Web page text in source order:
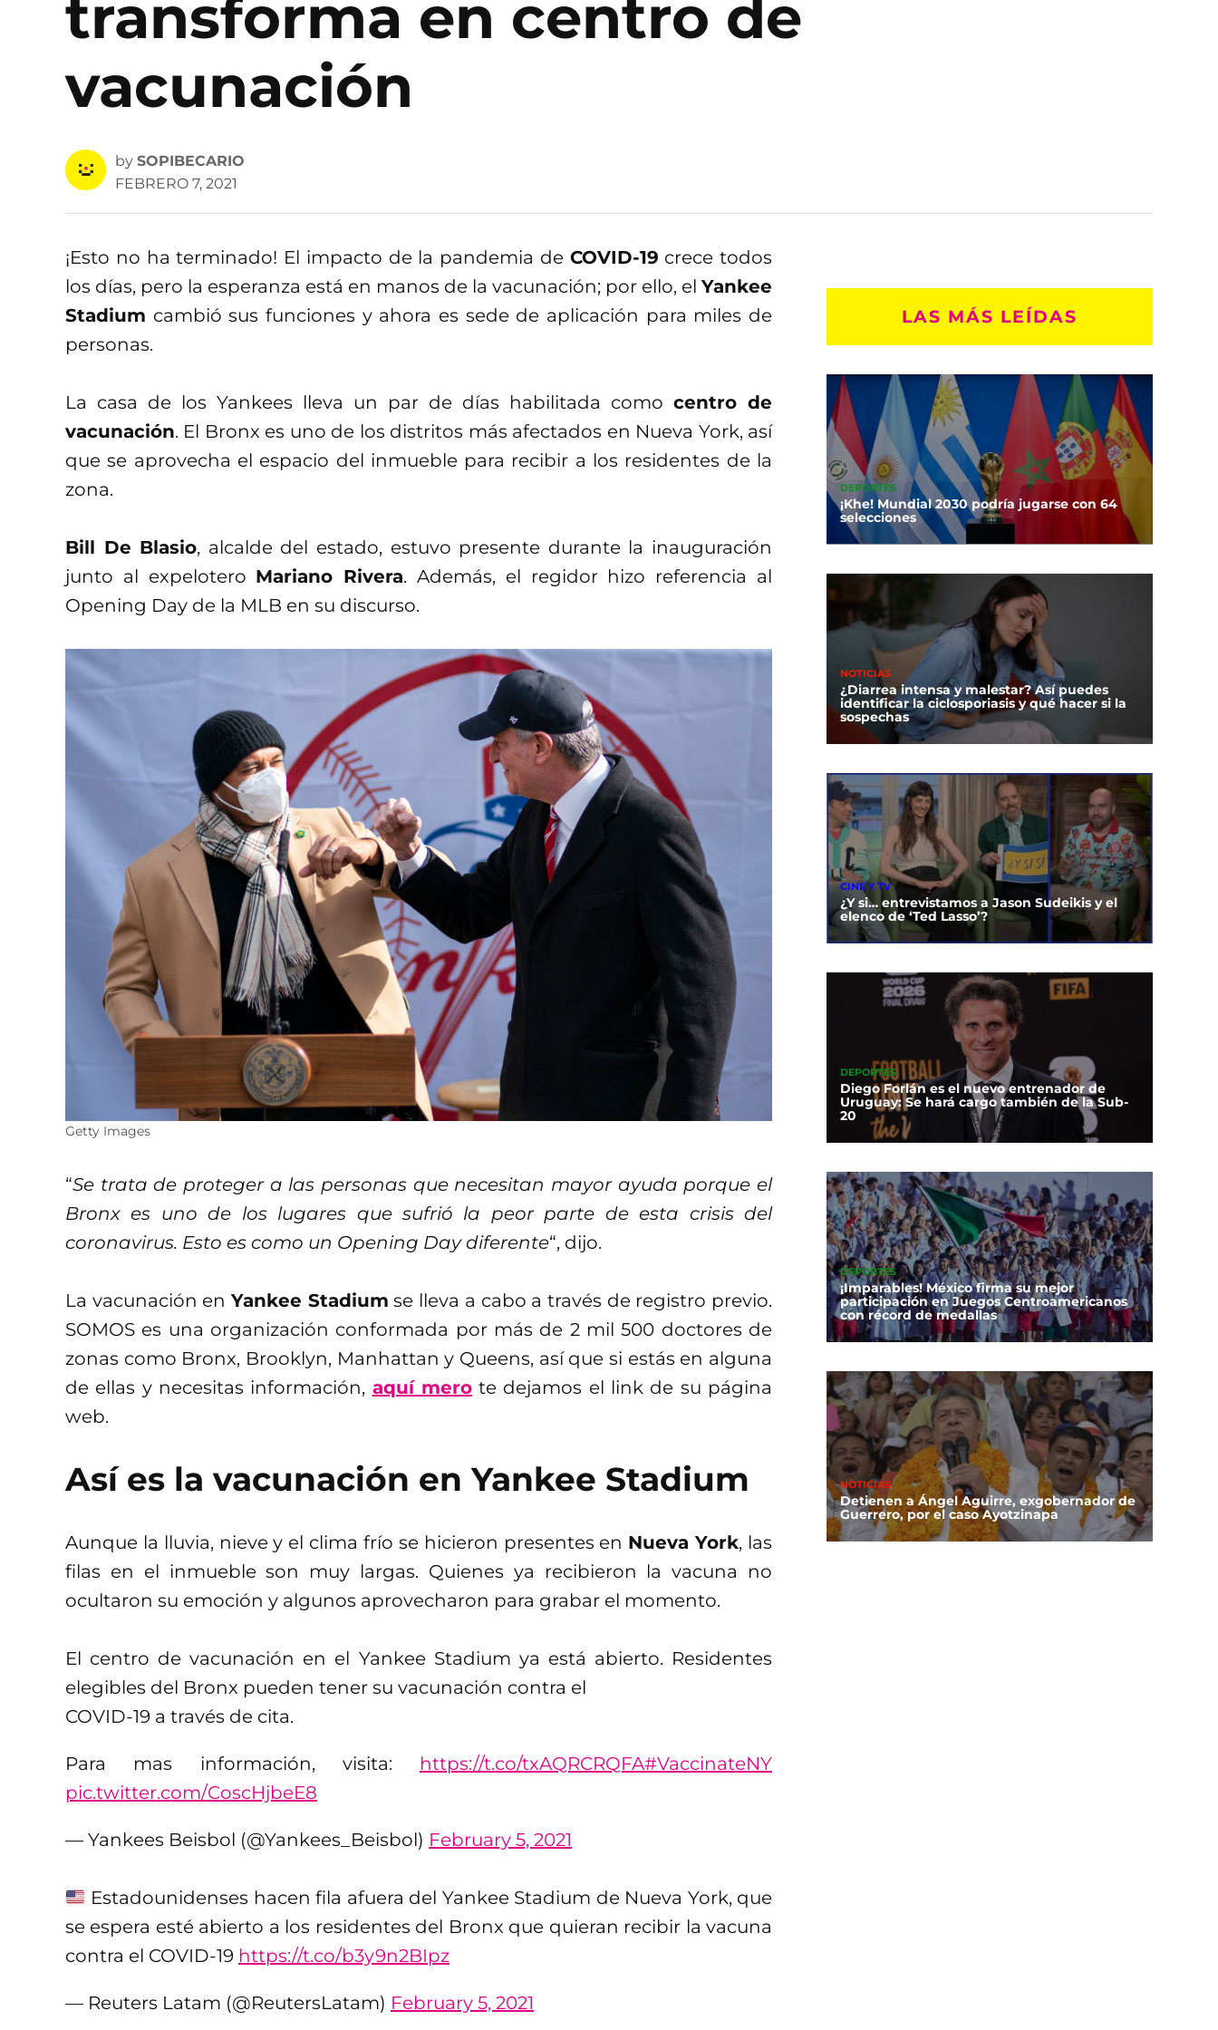
transforma en centro de
vacunación
by SOPIBECARIO
FEBRERO 7, 2021
¡Esto no ha terminado! El impacto de la pandemia de COVID-19 crece todos
los días, pero la esperanza está en manos de la vacunación; por ello, el Yankee
Stadium cambió sus funciones y ahora es sede de aplicación para miles de
personas.
La casa de los Yankees lleva un par de días habilitada como centro de
vacunación. El Bronx es uno de los distritos más afectados en Nueva York, así
que se aprovecha el espacio del inmueble para recibir a los residentes de la
zona.
Bill De Blasio, alcalde del estado, estuvo presente durante la inauguración
junto al expelotero Mariano Rivera. Además, el regidor hizo referencia al
Opening Day de la MLB en su discurso.
Getty Images
“Se trata de proteger a las personas que necesitan mayor ayuda porque el
Bronx es uno de los lugares que sufrió la peor parte de esta crisis del
coronavirus. Esto es como un Opening Day diferente“, dijo.
La vacunación enYankee Stadium se lleva a cabo a través de registro previo.
SOMOS es una organización conformada por más de 2 mil 500 doctores de
zonas como Bronx, Brooklyn, Manhattan y Queens, así que si estás en alguna
de ellas y necesitas información, aquí merote dejamos el link de su página
web.
Así es la vacunación en Yankee Stadium
Aunque la lluvia, nieve y el clima frío se hicieron presentes en Nueva York, las
filas en el inmueble son muy largas. Quienes ya recibieron la vacuna no
ocultaron su emoción y algunos aprovecharon para grabar el momento.
El centro de vacunación en el Yankee Stadium ya está abierto. Residentes
elegibles del Bronx pueden tener su vacunación contra el
COVID-19 a través de cita.
Para mas información, visita: https://t.co/txAQRCRQFA#VaccinateNY
pic.twitter.com/CoscHjbeE8
— Yankees Beisbol (@Yankees_Beisbol) February 5, 2021
Estadounidenses hacen fila afuera del Yankee Stadium de Nueva York, que
se espera esté abierto a los residentes del Bronx que quieran recibir la vacuna
contra el COVID-19 https://t.co/b3y9n2BIpz
— Reuters Latam (@ReutersLatam) February 5, 2021
LAS MÁS LEÍDAS
DEPORTES
¡Khe! Mundial 2030 podría jugarse con 64
selecciones
NOTICIAS
¿Diarrea intensa y malestar? Así puedes
identificar la ciclosporiasis y qué hacer si la
sospechas
CINE Y TV
¿Y si… entrevistamos a Jason Sudeikis y el
elenco de ‘Ted Lasso’?
DEPORTES
Diego Forlán es el nuevo entrenador de
Uruguay: Se hará cargo también de la Sub-
20
DEPORTES
¡Imparables! México firma su mejor
participación en Juegos Centroamericanos
con récord de medallas
NOTICIAS
Detienen a Ángel Aguirre, exgobernador de
Guerrero, por el caso Ayotzinapa